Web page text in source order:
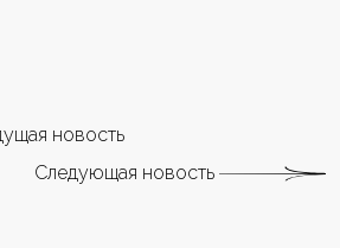
новость
Следующая новость